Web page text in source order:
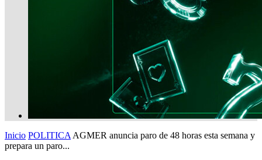
Inicio POLITICA AGMER anuncia paro de 48 horas esta semana y
prepara un paro...